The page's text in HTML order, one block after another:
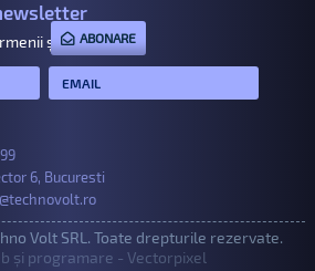
și condițiile.
ABONARE
6, Bucuresti
Volt SRL. Toate drepturile rezervate.
și programare - Vectorpixel